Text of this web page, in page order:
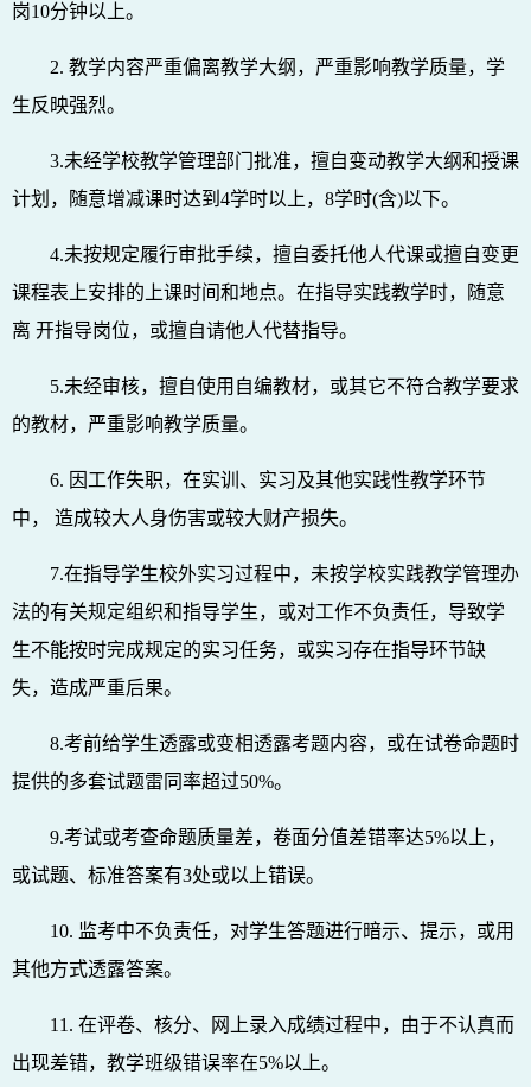
岗10分钟以上。
2. 教学内容严重偏离教学大纲，严重影响教学质量，学
生反映强烈。
3.未经学校教学管理部门批准，擅自变动教学大纲和授课
计划，随意增减课时达到4学时以上，8学时(含)以下。
4.未按规定履行审批手续，擅自委托他人代课或擅自变更
课程表上安排的上课时间和地点。在指导实践教学时，随意
离 开指导岗位，或擅自请他人代替指导。
5.未经审核，擅自使用自编教材，或其它不符合教学要求
的教材，严重影响教学质量。
6. 因工作失职，在实训、实习及其他实践性教学环节
中， 造成较大人身伤害或较大财产损失。
7.在指导学生校外实习过程中，未按学校实践教学管理办
法的有关规定组织和指导学生，或对工作不负责任，导致学
生不能按时完成规定的实习任务，或实习存在指导环节缺
失，造成严重后果。
8.考前给学生透露或变相透露考题内容，或在试卷命题时
提供的多套试题雷同率超过50%。
9.考试或考查命题质量差，卷面分值差错率达5%以上，
或试题、标准答案有3处或以上错误。
10. 监考中不负责任，对学生答题进行暗示、提示，或用
其他方式透露答案。
11. 在评卷、核分、网上录入成绩过程中，由于不认真而
出现差错，教学班级错误率在5%以上。